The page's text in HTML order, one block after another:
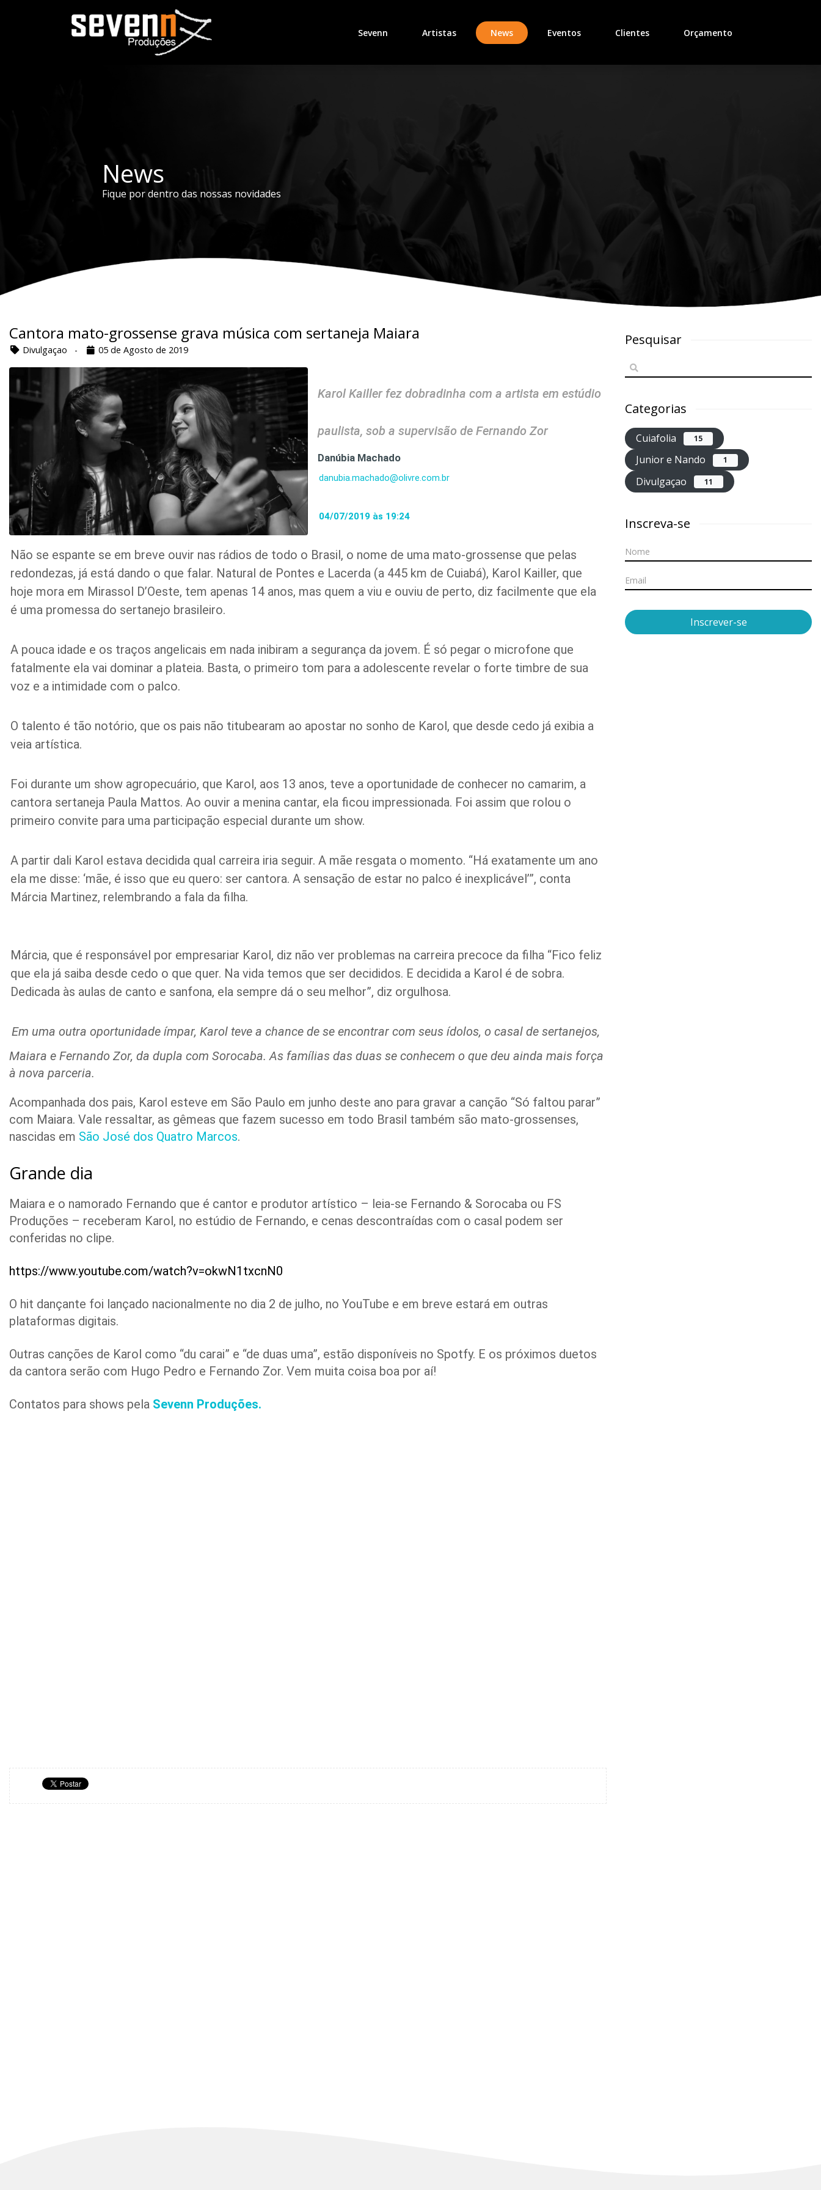
Sevenn Artistas News(current)Eventos Clientes Orçamento
News
Fique por dentro das nossas novidades
Cantora mato-grossense grava música com sertaneja Maiara
Divulgaçao - 05 de Agosto de 2019
Karol Kailler fez dobradinha com a artista em estúdio
paulista, sob a supervisão de Fernando Zor
Danúbia Machado
danubia.machado@olivre.com.br
04/07/2019 às 19:24
Não se espante se em breve ouvir nas rádios de todo o Brasil, o nome de uma mato-grossense que pelas
redondezas, já está dando o que falar. Natural de Pontes e Lacerda (a 445 km de Cuiabá), Karol Kailler, que
hoje mora em Mirassol D’Oeste, tem apenas 14 anos, mas quem a viu e ouviu de perto, diz facilmente que ela
é uma promessa do sertanejo brasileiro.
A pouca idade e os traços angelicais em nada inibiram a segurança da jovem. É só pegar o microfone que
fatalmente ela vai dominar a plateia. Basta, o primeiro tom para a adolescente revelar o forte timbre de sua
voz e a intimidade com o palco.
O talento é tão notório, que os pais não titubearam ao apostar no sonho de Karol, que desde cedo já exibia a
veia artística.
Foi durante um show agropecuário, que Karol, aos 13 anos, teve a oportunidade de conhecer no camarim, a
cantora sertaneja Paula Mattos. Ao ouvir a menina cantar, ela ficou impressionada. Foi assim que rolou o
primeiro convite para uma participação especial durante um show.
A partir dali Karol estava decidida qual carreira iria seguir. A mãe resgata o momento. “Há exatamente um ano
ela me disse: ‘mãe, é isso que eu quero: ser cantora. A sensação de estar no palco é inexplicável’”, conta
Márcia Martinez, relembrando a fala da filha.
Márcia, que é responsável por empresariar Karol, diz não ver problemas na carreira precoce da filha “Fico feliz
que ela já saiba desde cedo o que quer. Na vida temos que ser decididos. E decidida a Karol é de sobra.
Dedicada às aulas de canto e sanfona, ela sempre dá o seu melhor”, diz orgulhosa.
Em uma outra oportunidade ímpar, Karol teve a chance de se encontrar com seus ídolos, o casal de sertanejos,
Maiara e Fernando Zor, da dupla com Sorocaba. As famílias das duas se conhecem o que deu ainda mais força
à nova parceria.
Acompanhada dos pais, Karol esteve em São Paulo em junho deste ano para gravar a canção “Só faltou parar”
com Maiara. Vale ressaltar, as gêmeas que fazem sucesso em todo Brasil também são mato-grossenses,
nascidas em São José dos Quatro Marcos.
Grande dia
Maiara e o namorado Fernando que é cantor e produtor artístico – leia-se Fernando & Sorocaba ou FS
Produções – receberam Karol, no estúdio de Fernando, e cenas descontraídas com o casal podem ser
conferidas no clipe.
https://www.youtube.com/watch?v=okwN1txcnN0
O hit dançante foi lançado nacionalmente no dia 2 de julho, no YouTube e em breve estará em outras
plataformas digitais.
Outras canções de Karol como “du carai” e “de duas uma”, estão disponíveis no Spotfy. E os próximos duetos
da cantora serão com Hugo Pedro e Fernando Zor. Vem muita coisa boa por aí!
Contatos para shows pela Sevenn Produções.
Pesquisar
Categorias
Cuiafolia 15
Junior e Nando 1
Divulgaçao 11
Inscreva-se
Inscrever-se